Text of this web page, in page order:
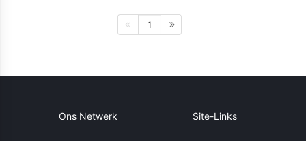
1
Ons Netwerk Site-Links